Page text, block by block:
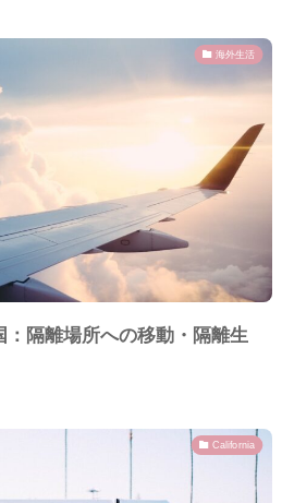
海外生活
：隔離場所への移動・隔離生
California